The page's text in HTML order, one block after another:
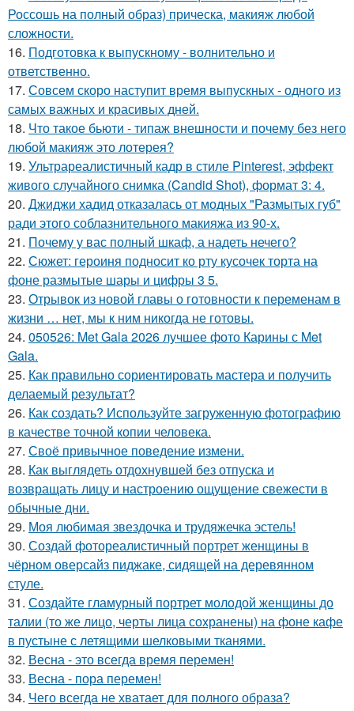
Россошь на полный образ) прическа, макияж любой
сложности.
16. Подготовка к выпускному - волнительно и
ответственно.
17. Совсем скоро наступит время выпускных - одного из
самых важных и красивых дней.
18. Что такое бьюти - типаж внешности и почему без него
любой макияж это лотерея?
19. Ультрареалистичный кадр в стиле Pinterest, эффект
живого случайного снимка (Candid Shot), формат 3: 4.
20. Джиджи хадид отказалась от модных "Размытых губ"
ради этого соблазнительного макияжа из 90-х.
21. Почему у вас полный шкаф, а надеть нечего?
22. Сюжет: героиня подносит ко рту кусочек торта на
фоне размытые шары и цифры 3 5.
23. Отрывок из новой главы о готовности к переменам в
жизни … нет, мы к ним никогда не готовы.
24. 050526: Met Gala 2026 лучшее фото Карины с Met
Gala.
25. Как правильно сориентировать мастера и получить
делаемый результат?
26. Как создать? Используйте загруженную фотографию
в качестве точной копии человека.
27. Своё привычное поведение измени.
28. Как выглядеть отдохнувшей без отпуска и
возвращать лицу и настроению ощущение свежести в
обычные дни.
29. Моя любимая звездочка и трудяжечка эстель!
30. Создай фотореалистичный портрет женщины в
чёрном оверсайз пиджаке, сидящей на деревянном
стуле.
31. Создайте гламурный портрет молодой женщины до
талии (то же лицо, черты лица сохранены) на фоне кафе
в пустыне с летящими шелковыми тканями.
32. Весна - это всегда время перемен!
33. Весна - пора перемен!
34. Чего всегда не хватает для полного образа?